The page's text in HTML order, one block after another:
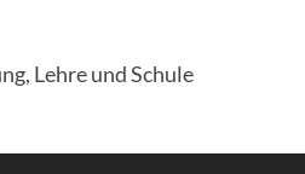
Lehre und Schule